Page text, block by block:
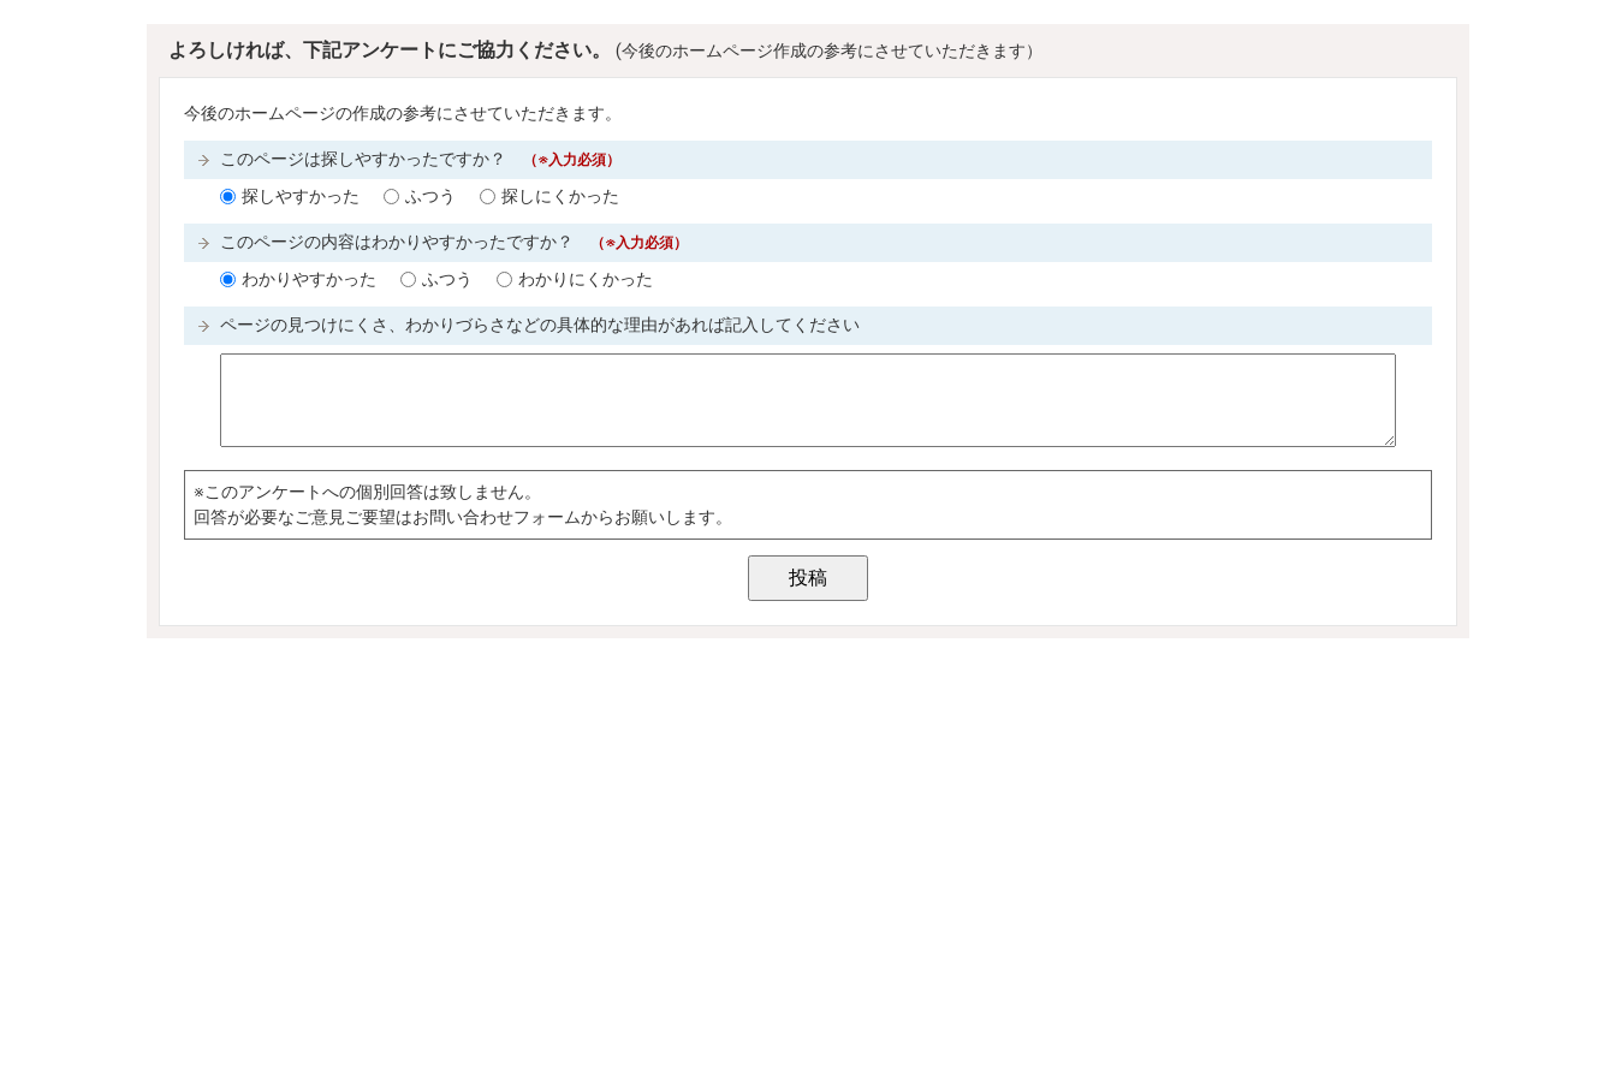
よろしければ、下記アンケートにご協力ください。 (今後のホームページ作成の参考にさせていただきます）
今後のホームページの作成の参考にさせていただきます。
このページは探しやすかったですか？ （※入力必須）
探しやすかった ふつう 探しにくかった
このページの内容はわかりやすかったですか？ （※入力必須）
わかりやすかった ふつう わかりにくかった
ページの見つけにくさ、わかりづらさなどの具体的な理由があれば記入してください
※このアンケートへの個別回答は致しません。
回答が必要なご意見ご要望はお問い合わせフォームからお願いします。